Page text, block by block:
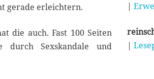
gerade erleichtern.
die auch. Fast 100 Seiten
Sexskandale und
|
|